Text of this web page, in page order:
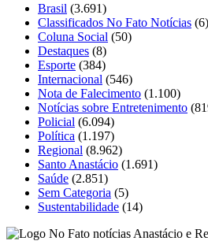
Brasil (3.691)
Classificados No Fato Notícias (6)
Coluna Social (50)
Destaques (8)
Esporte (384)
Internacional (546)
Nota de Falecimento (1.100)
Notícias sobre Entretenimento
Policial (6.094)
Política (1.197)
Regional (8.962)
Santo Anastácio (1.691)
Saúde (2.851)
Sem Categoria (5)
Sustentabilidade (14)